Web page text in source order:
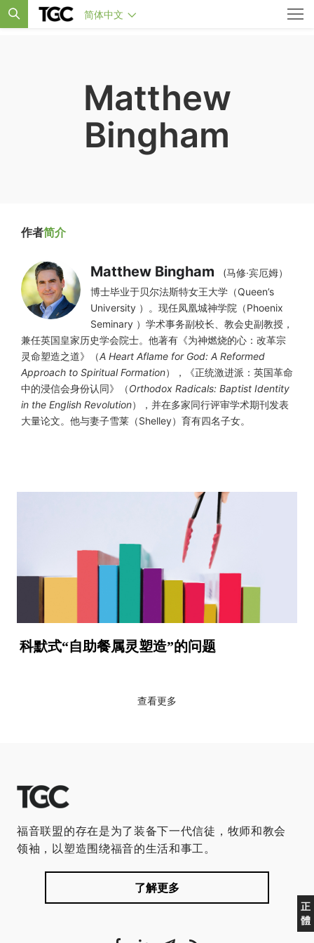
简体中文
Matthew
Bingham
作者简介
Matthew Bingham
(马修·宾厄姆）
博士毕业于贝尔法斯特女王大学（Queen’s
University ）。现任凤凰城神学院（Phoenix
Seminary ）学术事务副校长、教会史副教授，
兼任英国皇家历史学会院士。他著有《为神燃烧的心：改革宗
灵命塑造之道》（A Heart Aflame for God: A Reformed
Approach to Spiritual Formation），《正统激进派：英国革命
中的浸信会身份认同》（Orthodox Radicals: Baptist Identity
in the English Revolution），并在多家同行评审学术期刊发表
大量论文。他与妻子雪莱（Shelley）育有四名子女。
科默式“自助餐属灵塑造”的问题
查看更多
正
體
福音联盟的存在是为了装备下一代信徒，牧师和教会
领袖，以塑造围绕福音的生活和事工。
了解更多